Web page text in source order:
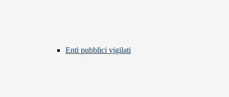
Enti pubblici vigilati